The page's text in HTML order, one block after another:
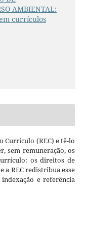
AMBIENTAL:
currículos
Currículo (REC) e tê-lo
sem remuneração, os
os direitos de
a REC redistribua esse
e referência